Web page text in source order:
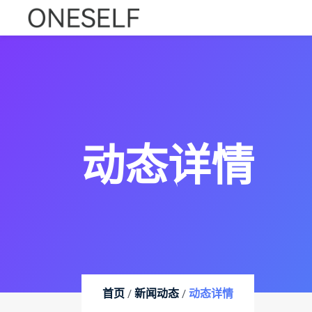
动态详情
首页 / 新闻动态 / 动态详情